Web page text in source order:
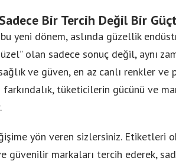
Bir Tercih Değil Bir
yeni dönem, aslında güzellik
olan sadece sonuç değil, aynı
ve güven, en az canlı renkler
tüketicilerin gücünü ve
yön veren sizlersiniz. Etiketleri
güvenilir markaları tercih ederek,